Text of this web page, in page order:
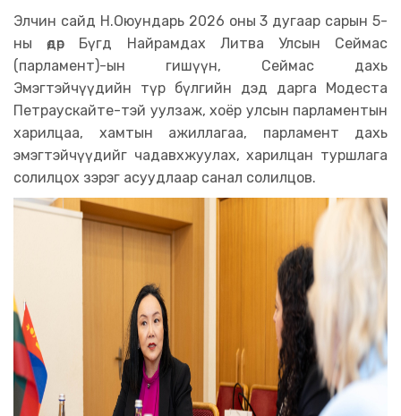
Элчин сайд Н.Оюундарь 2026 оны 3 дугаар сарын 5-
ны өдөр Бүгд Найрамдах Литва Улсын Сеймас
(парламент)-ын гишүүн, Сеймас дахь
Эмэгтэйчүүдийн түр бүлгийн дэд дарга Модеста
Петраускайте-тэй уулзаж, хоёр улсын парламентын
харилцаа, хамтын ажиллагаа, парламент дахь
эмэгтэйчүүдийг чадавхжуулах, харилцан туршлага
солилцох зэрэг асуудлаар санал солилцов.